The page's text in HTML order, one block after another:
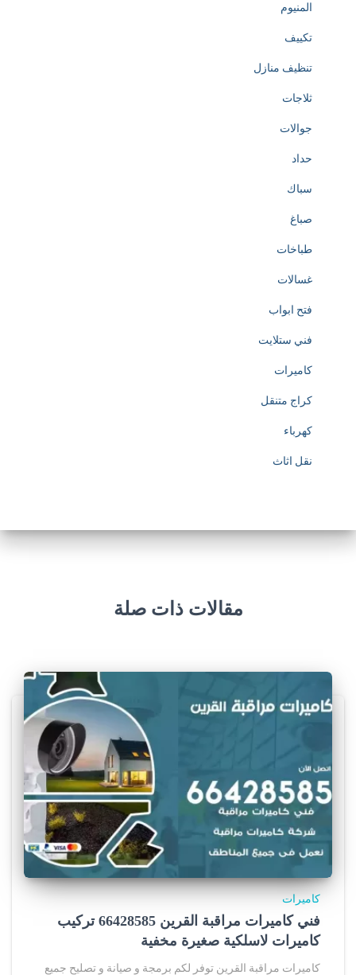
المنيوم
تكييف
تنظيف منازل
ثلاجات
جوالات
حداد
سباك
صباغ
طباخات
غسالات
فتح ابواب
فني ستلايت
كاميرات
كراج متنقل
كهرباء
نقل اثاث
مقالات ذات صلة
كاميرات
فني كاميرات مراقبة القرين 66428585 تركيب
كاميرات لاسلكية صغيرة مخفية
كاميرات مراقبة القرين توفر لكم برمجة و صيانة و تصليح جميع